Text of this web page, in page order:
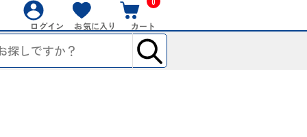
ログイン お気に入り カート